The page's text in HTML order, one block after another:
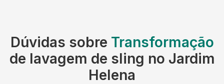
Dúvidas sobre Transformação
de lavagem de sling no Jardim
Helena